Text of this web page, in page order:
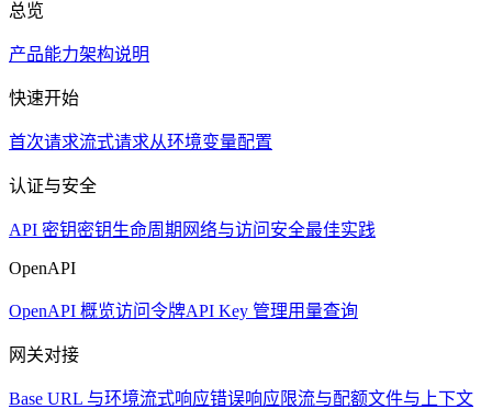
总览
产品能力架构说明
快速开始
首次请求流式请求从环境变量配置
认证与安全
API 密钥密钥生命周期 网络与访问 安全最佳实践
OpenAPI
OpenAPI 概览访问令牌API Key 管理用量查询
网关对接
Base URL 与环境流式响应错误响应 限流与配额文件与上下文